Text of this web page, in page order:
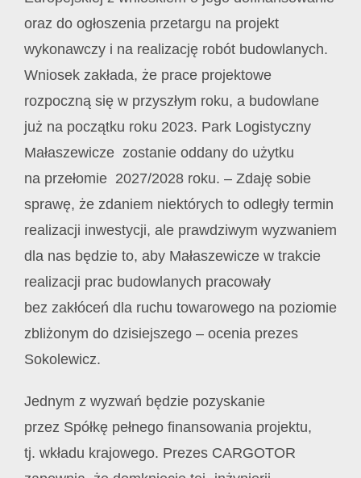
oraz do ogłoszenia przetargu na projekt
wykonawczy i na realizację robót budowlanych.
Wniosek zakłada, że prace projektowe
rozpoczną się w przyszłym roku, a budowlane
już na początku roku 2023. Park Logistyczny
Małaszewicze zostanie oddany do użytku
na przełomie 2027/2028 roku. – Zdaję sobie
sprawę, że zdaniem niektórych to odległy termin
realizacji inwestycji, ale prawdziwym wyzwaniem
dla nas będzie to, aby Małaszewicze w trakcie
realizacji prac budowlanych pracowały
bez zakłóceń dla ruchu towarowego na poziomie
zbliżonym do dzisiejszego – ocenia prezes
Sokolewicz.
Jednym z wyzwań będzie pozyskanie
przez Spółkę pełnego finansowania projektu,
tj. wkładu krajowego. Prezes CARGOTOR